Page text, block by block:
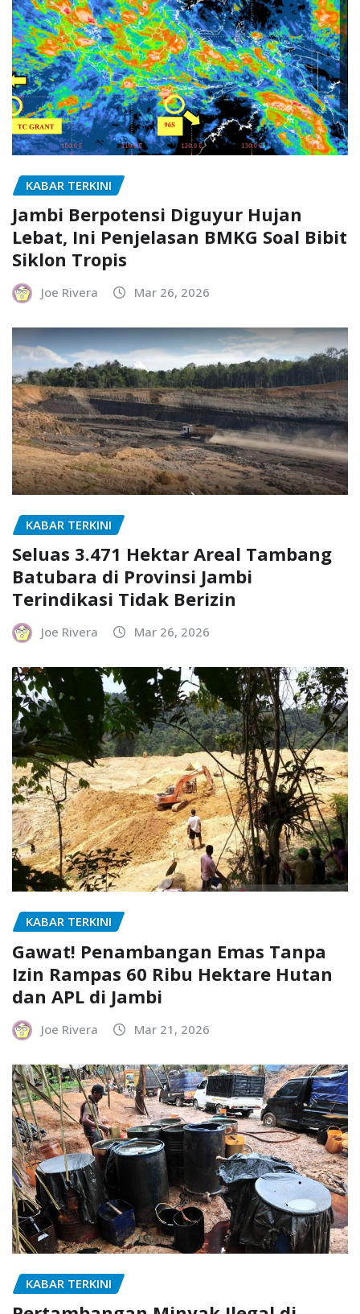
KABAR TERKINI
Jambi Berpotensi Diguyur Hujan
Lebat, Ini Penjelasan BMKG Soal Bibit
Siklon Tropis
Joe Rivera Mar 26, 2026
KABAR TERKINI
Seluas 3.471 Hektar Areal Tambang
Batubara di Provinsi Jambi
Terindikasi Tidak Berizin
Joe Rivera Mar 26, 2026
KABAR TERKINI
Gawat! Penambangan Emas Tanpa
Izin Rampas 60 Ribu Hektare Hutan
dan APL di Jambi
Joe Rivera Mar 21, 2026
KABAR TERKINI